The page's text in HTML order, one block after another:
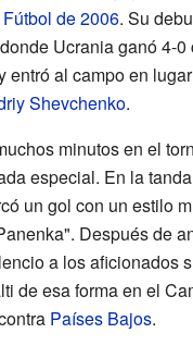
de 2006. Su
Ucrania ganó 4-0
entró al campo en
Shevchenko.
minutos en el
especial. En la
un gol con un estilo
Después de
a los aficionados
de esa forma en el
Países Bajos.